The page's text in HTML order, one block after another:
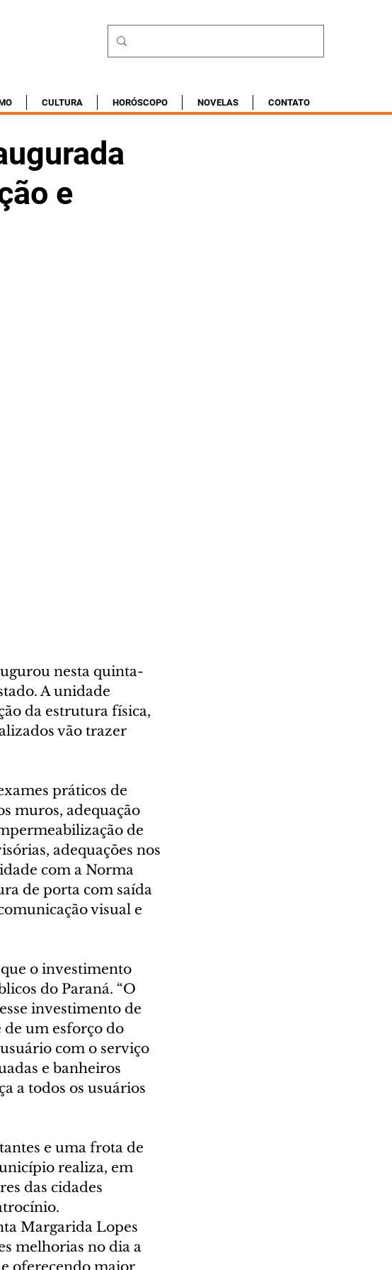
CULTURA HORÓSCOPO NOVELAS CONTATO
e
nesta quinta-
A unidade
da estrutura física,
vão trazer
práticos de
muros, adequação
de
adequações nos
com a Norma
de porta com saída
visual e
o investimento
do Paraná. “O
investimento de
um esforço do
com o serviço
e banheiros
a todos os usuários
e uma frota de
realiza, em
das cidades
Margarida Lopes
melhorias no dia a